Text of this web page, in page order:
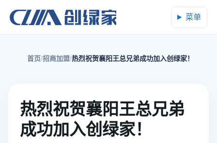
菜单
首页 招商加盟 热烈祝贺襄阳王总兄弟成功加入创绿家！
热烈祝贺襄阳王总兄弟
成功加入创绿家！